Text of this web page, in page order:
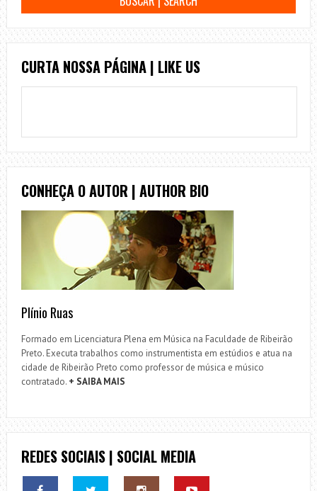
CURTA NOSSA PÁGINA | LIKE US
CONHEÇA O AUTOR | AUTHOR BIO
Plínio Ruas
Formado em Licenciatura Plena em Música na Faculdade de Ribeirão
Preto. Executa trabalhos como instrumentista em estúdios e atua na
cidade de Ribeirão Preto como professor de música e músico
contratado. + SAIBA MAIS
REDES SOCIAIS | SOCIAL MEDIA